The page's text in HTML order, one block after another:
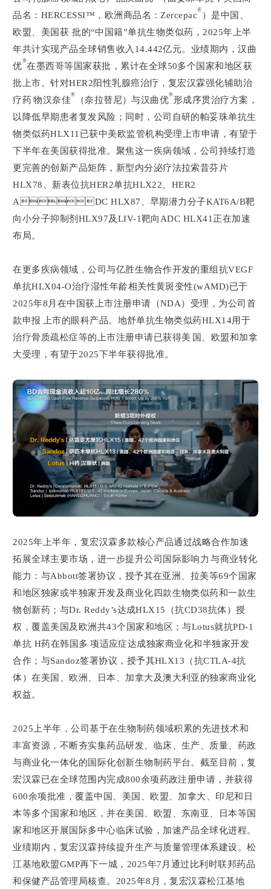
品名：HERCESSI™，欧洲商品名：Zercepac
®
）是中国、
欧盟、美国获批的“中国籍”单抗生物类似药，2025年上半
年共计实现产品全球销售收入14.442亿元。业绩期内，汉曲
优
®
在墨西哥等国家获批，累计在全球50多个国家和地区获
批上市。针对HER2阳性乳腺癌治疗，复宏汉霖强化辅助治
疗药物汉奈佳
®
（奈拉替尼）与汉曲优
®
形成序贯治疗方案，
以降低早期患者复发风险；同时，公司自研的帕妥珠单抗生
物类似药HLX11已获中美欧监管机构受理上市申请，有望于
下半年在美国获得批准。聚焦这一疾病领域，公司持续打造
更完善的创新产品矩阵，新型内分泌疗法拉索昔芬片
HLX78、新表位抗HER2单抗HLX22、HER2
ADC HLX87、早期潜力分子KAT6A/B靶
向小分子抑制剂HLX97及LIV-1靶向ADC HLX41正在加速
布局。
在更多疾病领域，公司与亿胜生物合作开发的重组抗VEGF
单抗HLX04-O治疗湿性年龄相关性黄斑变性(wAMD)已于
2025年8月在中国获上市注册申请（NDA）受理，为公司首
款申报上市的眼科产品。地舒单抗生物类似药HLX14用于
治疗骨质疏松症等的上市注册申请已获得美国、欧盟和加拿
大受理，有望于2025下半年获得批准。
2025年上半年，复宏汉霖多款核心产品通过战略合作加速
拓展全球主要市场，进一步提升公司国际影响力与商业转化
能力：与Abbott签署协议，授予其在亚洲、拉美等69个国家
和地区独家或半独家开发及商业化四款生物类似药和一款生
物创新药；与Dr. Reddy’s达成HLX15（抗CD38抗体）授
权，覆盖美国及欧洲共43个国家和地区；与Lotus就抗PD-1
单抗 H药在韩国多项适应症达成独家商业化和半独家开发
合作；与Sandoz签署协议，授予其HLX13（抗CTLA-4抗
体）在美国、欧洲、日本、加拿大及澳大利亚的独家商业化
权益。
2025上半年，公司基于在生物制药领域积累的先进技术和
丰富资源，不断夯实集药品研发、临床、生产、质量、药政
与商业化一体化的国际化创新生物制药平台。截至目前，复
宏汉霖已在全球范围内完成800余项药政注册申请，并获得
600余项批准，覆盖中国、美国、欧盟、加拿大、印尼和日
本等多个国家和地区，并在美国、欧盟、东南亚、日本等国
家和地区开展国际多中心临床试验，加速产品全球化进程。
业绩期内，复宏汉霖持续提升生产与质量管理体系建设。松
江基地欧盟GMP再下一城，2025年7月通过比利时联邦药品
和保健产品管理局核查。2025年8月，复宏汉霖松江基地